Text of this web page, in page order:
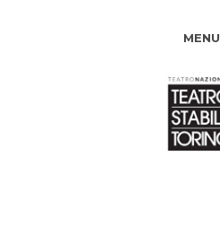
MENU